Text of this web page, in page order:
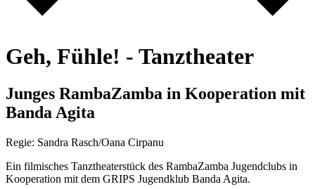
Geh, Fühle! - Tanztheater
Junges RambaZamba in Kooperation mit
Banda Agita
Regie: Sandra Rasch/Oana Cirpanu
Ein filmisches Tanztheaterstück des RambaZamba Jugendclubs in
Kooperation mit dem GRIPS Jugendklub Banda Agita.